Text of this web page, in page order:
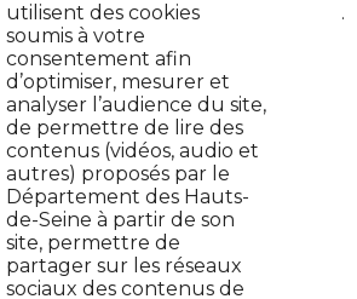
t'aide
utilisent des cookies
soumis à votre
consentement afin
d’optimiser, mesurer et
analyser l’audience du site,
de permettre de lire des
contenus (vidéos, audio et
autres) proposés par le
Département des Hauts-
de-Seine à partir de son
site, permettre de
partager sur les réseaux
sociaux des contenus de
.